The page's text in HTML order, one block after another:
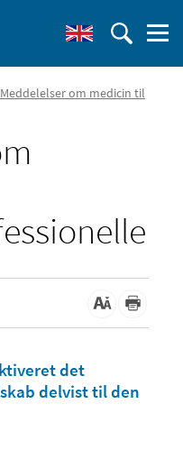
Meddelelser om medicin til
det
delvist til den